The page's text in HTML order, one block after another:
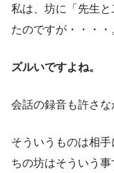
私は、坊に「先生
たのですが・・・・
ズルいですよね。
会話の録音も許さな
そういうものは相
ちの坊はそういう